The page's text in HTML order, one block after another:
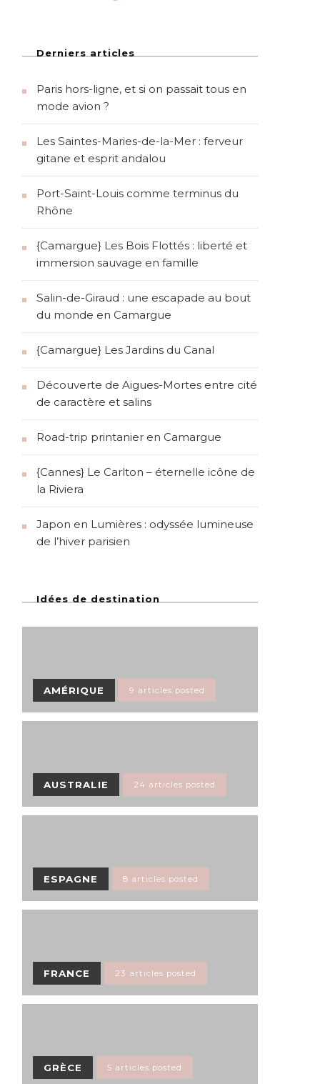
Derniers articles
Paris hors-ligne, et si on passait tous en
mode avion ?
Les Saintes-Maries-de-la-Mer : ferveur
gitane et esprit andalou
Port-Saint-Louis comme terminus du
Rhône
{Camargue} Les Bois Flottés : liberté et
immersion sauvage en famille
Salin-de-Giraud : une escapade au bout
du monde en Camargue
{Camargue} Les Jardins du Canal
Découverte de Aigues-Mortes entre cité
de caractère et salins
Road-trip printanier en Camargue
{Cannes} Le Carlton – éternelle icône de
la Riviera
Japon en Lumières : odyssée lumineuse
de l’hiver parisien
Idées de destination
AMÉRIQUE 9 articles posted
AUSTRALIE 24 articles posted
ESPAGNE 8 articles posted
FRANCE 23 articles posted
GRÈCE 5 articles posted